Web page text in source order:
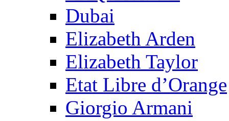
Dubai
Elizabeth Arden
Elizabeth Taylor
Etat Libre d’Orange
Giorgio Armani